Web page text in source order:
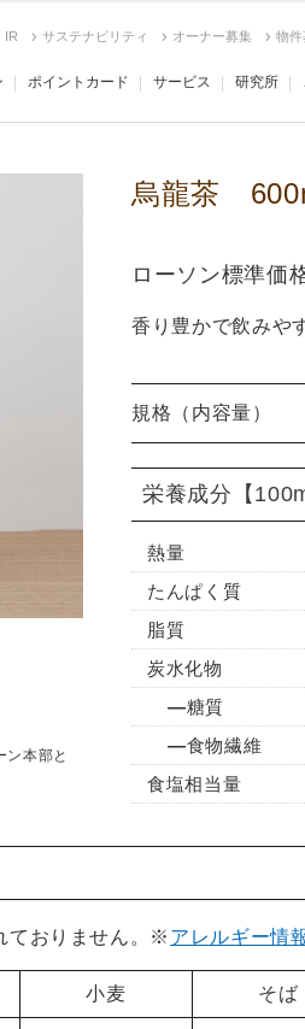
IR サステナビリティ オーナー募集 物件
ポイントカード サービス 研究所
本部と
烏龍茶
ローソン標準価
香り豊かで飲みや
規格（内容量）
栄養成分 【
熱量
たんぱく質
脂質
炭水化物
糖質
食物繊維
食塩相当量
ておりません。※ アレルギー情
小麦 そば